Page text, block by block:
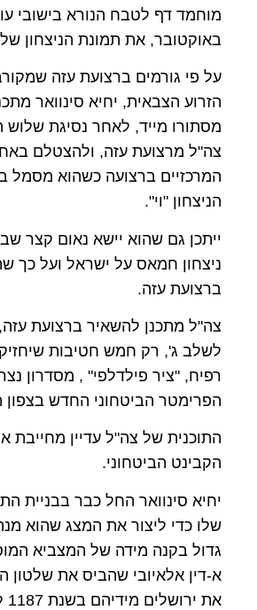
באוקטובר, את תמונת הניצחון
על פי גורמים ברצועת עזה
הזרוע הצבאית, יחיא סינוואר
מסתורו מייד, לאחר נסיגת שלוש
צה"ל מרצועת עזה, ולהצטלם
המרכזיים ברצועה כשהוא מסמל
הניצחון "וי".
ייתכן גם שהוא יישא נאום קצר
ניצחון חמאס על ישראל ועל כך
ברצועת עזה.
צה"ל מתכנן להשאיר ברצועת
לשלב ג', רק חמש חטיבות
רפיח, "ציר פילדלפי" , מסדרון
הפרימטר הביטחוני החדש בצפון
התוכנית של צה"ל עדיין מחייבת
הקבינט הביטחוני.
יחיא סינוואר החל כבר בבניית
שלו כדי ליצור את המצג שהוא
גדול בקנה מידה של המצביא
א-דין אלאיובי שהביס את שלטון
את ירושלים מידיהם בשנת 1187 לסה"נ.